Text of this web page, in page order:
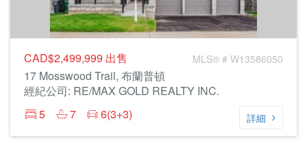
CAD$2,499,999 出售 MLS® # W13586050
17 Mosswood Trail, 布蘭普頓
經紀公司: RE/MAX GOLD REALTY INC.
5
7 6(3+3) 詳細